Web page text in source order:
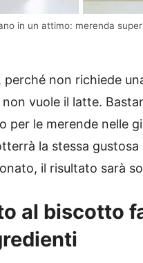
in un attimo: merenda
non richiede
vuole il latte.
per le merende nelle
la stessa
il risultato sarà
al biscotto